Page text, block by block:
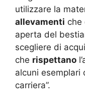
utilizzare la
allevamenti che
aperta del
scegliere di
che rispettano
alcuni esemplari
carriera”.